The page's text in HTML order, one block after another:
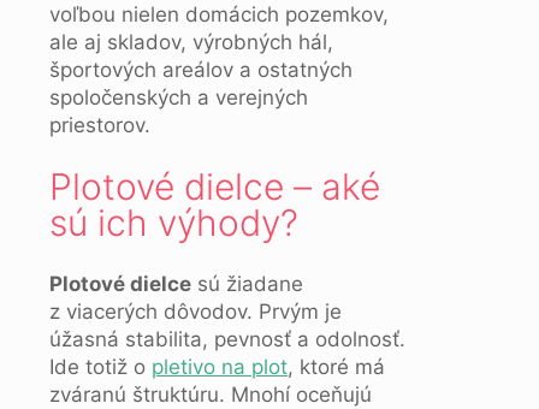
voľbou nielen domácich pozemkov,
ale aj skladov, výrobných hál,
športových areálov a ostatných
spoločenských a verejných
priestorov.
Plotové dielce – aké
sú ich výhody?
Plotové dielce sú žiadane
z viacerých dôvodov. Prvým je
úžasná stabilita, pevnosť a odolnosť.
Ide totiž o pletivo na plot, ktoré má
zváranú štruktúru. Mnohí oceňujú